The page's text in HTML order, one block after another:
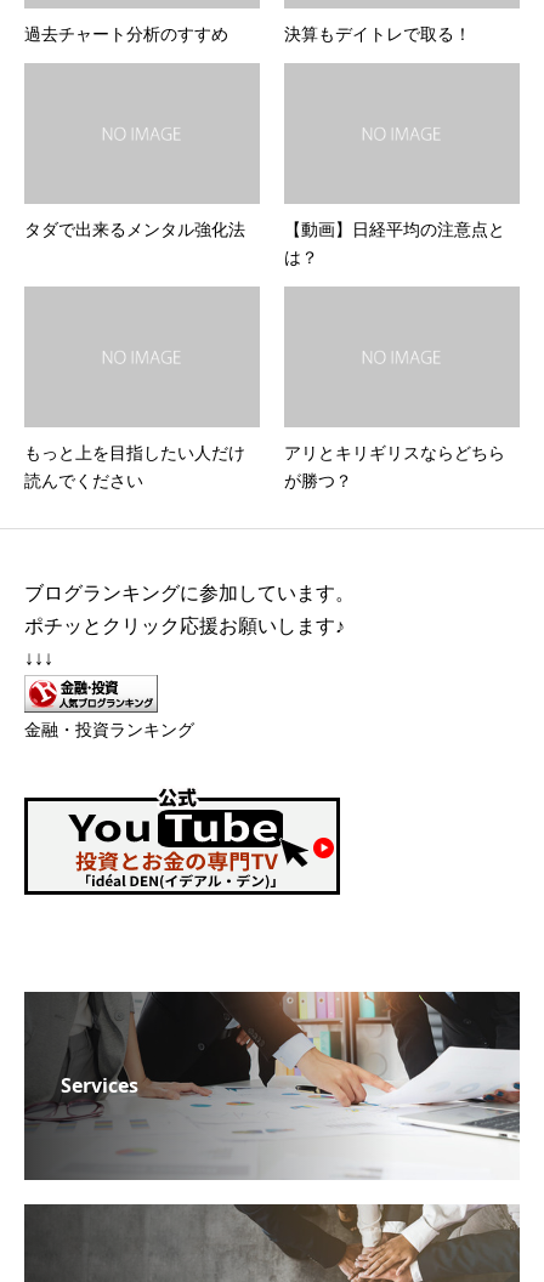
過去チャート分析のすすめ 決算もデイトレで取る！
タダで出来るメンタル強化法
【動画】日経平均の注意点と
は？
もっと上を目指したい人だけ
読んでください
アリとキリギリスならどちら
が勝つ？
ブログランキングに参加しています。
ポチッとクリック応援お願いします♪
↓↓↓
金融・投資ランキング
Services